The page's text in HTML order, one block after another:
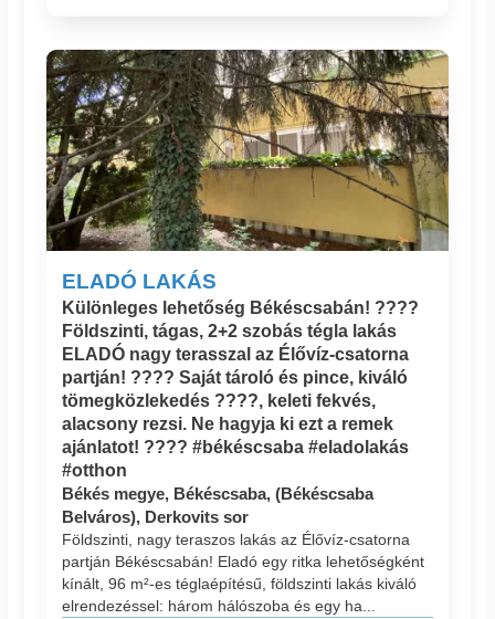
ELADÓ LAKÁS
Különleges lehetőség Békéscsabán! ????
Földszinti, tágas, 2+2 szobás tégla lakás
ELADÓ nagy terasszal az Élővíz-csatorna
partján! ???? Saját tároló és pince, kiváló
tömegközlekedés ????, keleti fekvés,
alacsony rezsi. Ne hagyja ki ezt a remek
ajánlatot! ???? #békéscsaba #eladolakás
#otthon
Békés megye, Békéscsaba, (Békéscsaba
Belváros), Derkovits sor
Földszinti, nagy teraszos lakás az Élővíz-csatorna
partján Békéscsabán! Eladó egy ritka lehetőségként
kínált, 96 m²-es téglaépítésű, földszinti lakás kiváló
elrendezéssel: három hálószoba és egy ha...